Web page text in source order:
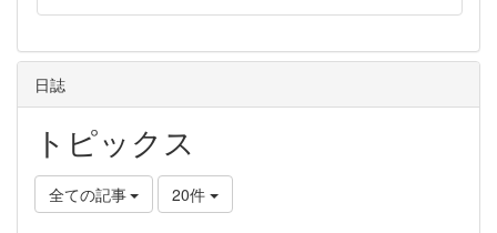
日誌
トピックス
全ての記事 20件